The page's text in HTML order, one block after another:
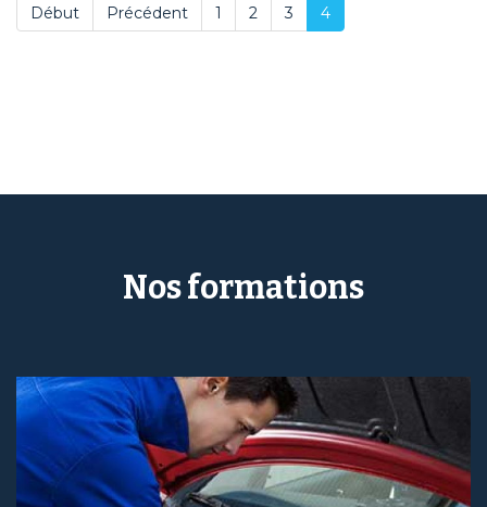
Début Précédent 1 2 3 4
Nos formations